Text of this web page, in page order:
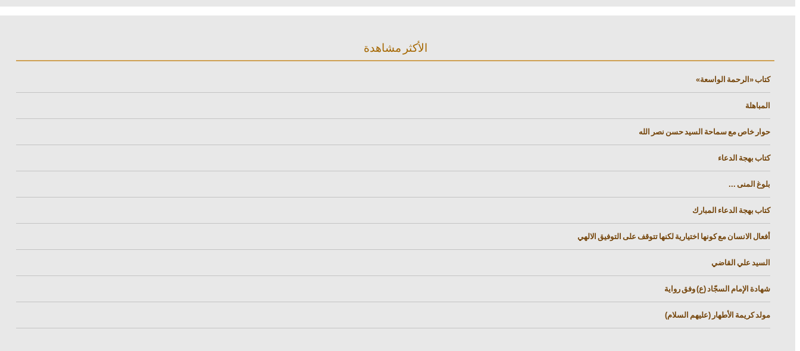
الأكثر مشاهدة
كتاب «الرحمة الواسعة»
المباهلة
حوار خاص مع سماحة السيد حسن نصر الله
كتاب بهجة الدعاء
بلوغ المنى ...
كتاب بهجة الدعاء المبارك
أفعال الانسان مع كونها اختيارية لكنها تتوقف على التوفيق الالهي
السيد علي القاضي
شهادة الإمام السجّاد (ع) وفق رواية
مولد كريمة الأطهار (عليهم السلام)